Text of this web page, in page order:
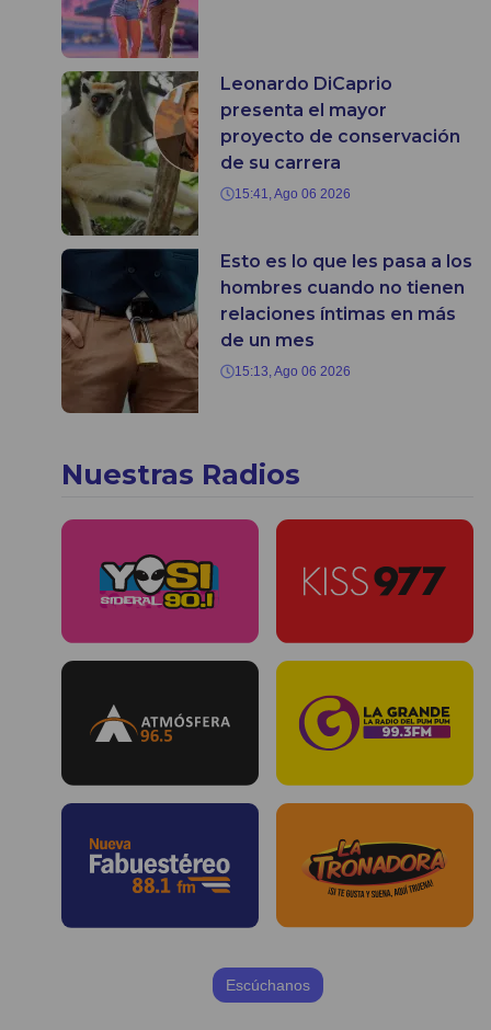
Leonardo DiCaprio
presenta el mayor
proyecto de conservación
de su carrera
15:41, Ago 06 2026
Esto es lo que les pasa a los
hombres cuando no tienen
relaciones íntimas en más
de un mes
15:13, Ago 06 2026
Nuestras Radios
Escúchanos